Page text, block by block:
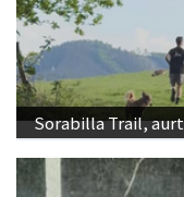
Sorabilla Trail,